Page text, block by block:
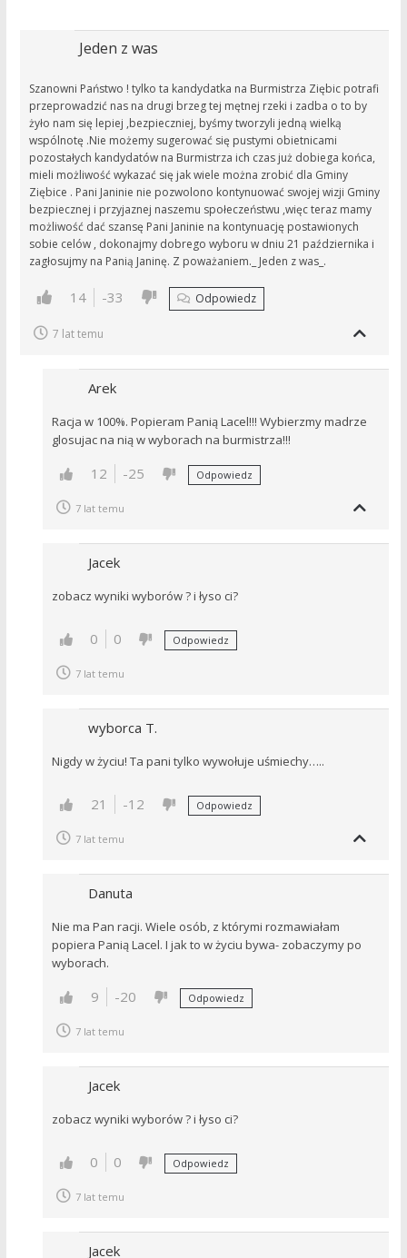
Jeden z was
Szanowni Państwo ! tylko ta kandydatka na Burmistrza Ziębic potrafi
przeprowadzić nas na drugi brzeg tej mętnej rzeki i zadba o to by
żyło nam się lepiej ,bezpieczniej, byśmy tworzyli jedną wielką
wspólnotę .Nie możemy sugerować się pustymi obietnicami
pozostałych kandydatów na Burmistrza ich czas już dobiega końca,
mieli możliwość wykazać się jak wiele można zrobić dla Gminy
Ziębice . Pani Janinie nie pozwolono kontynuować swojej wizji Gminy
bezpiecznej i przyjaznej naszemu społeczeństwu ,więc teraz mamy
możliwość dać szansę Pani Janinie na kontynuację postawionych
sobie celów , dokonajmy dobrego wyboru w dniu 21 października i
zagłosujmy na Panią Janinę. Z poważaniem._ Jeden z was_.
14 -33 Odpowiedz
7 lat temu
Arek
Racja w 100%. Popieram Panią Lacel!!! Wybierzmy madrze
glosujac na nią w wyborach na burmistrza!!!
12 -25 Odpowiedz
7 lat temu
Jacek
zobacz wyniki wyborów ? i łyso ci?
0 0 Odpowiedz
7 lat temu
wyborca T.
Nigdy w życiu! Ta pani tylko wywołuje uśmiechy…..
21 -12 Odpowiedz
7 lat temu
Danuta
Nie ma Pan racji. Wiele osób, z którymi rozmawiałam
popiera Panią Lacel. I jak to w życiu bywa- zobaczymy po
wyborach.
9 -20 Odpowiedz
7 lat temu
Jacek
zobacz wyniki wyborów ? i łyso ci?
0 0 Odpowiedz
7 lat temu
Jacek